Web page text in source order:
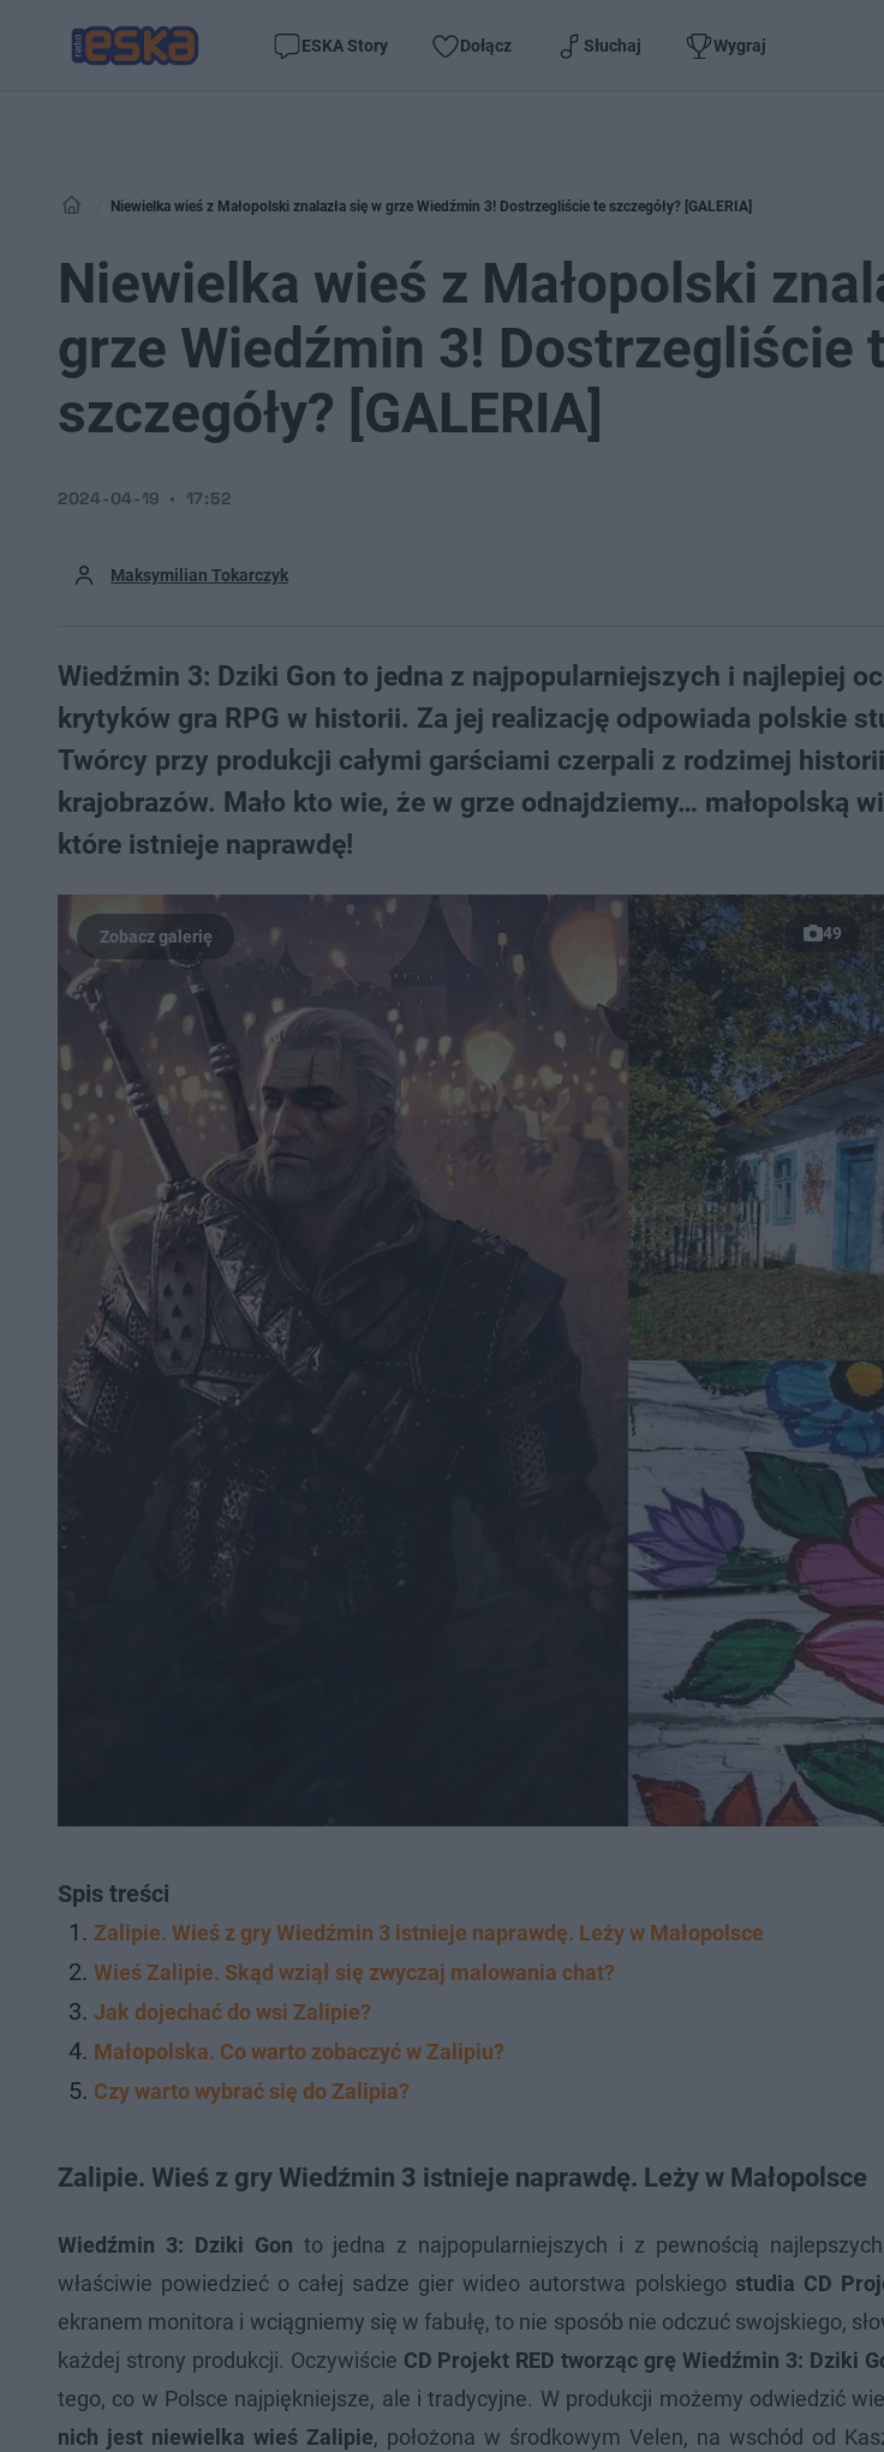
ESKA Story Dołącz Słuchaj Wygraj
Niewielka wieś z Małopolski znalazła się w grze Wiedźmin 3! Dostrzegliście te szczegóły? [GALERIA]
Niewielka wieś z Małopolski
grze Wiedźmin 3! Dostrzegliście
szczegóły? [GALERIA]
Maksymilian Tokarczyk
2024-04-19 17:52
Wiedźmin 3: Dziki Gon to jedna z najpopularniejszych i najlepiej
krytyków gra RPG w historii. Za jej realizację odpowiada polskie
Twórcy przy produkcji całymi garściami czerpali z rodzimej
krajobrazów. Mało kto wie, że w grze odnajdziemy… małopolską
które istnieje naprawdę!
49
Spis treści
Zalipie. Wieś z gry Wiedźmin 3 istnieje naprawdę. Leży w Małopolsce
Wieś Zalipie. Skąd wziął się zwyczaj malowania chat?
Jak dojechać do wsi Zalipie?
Małopolska. Co warto zobaczyć w Zalipiu?
Czy warto wybrać się do Zalipia?
Zalipie. Wieś z gry Wiedźmin 3 istnieje naprawdę. Leży w Małopolsce
Wiedźmin 3: Dziki Gon to jedna z najpopularniejszych i z pewnością
właściwie powiedzieć o całej sadze gier wideo autorstwa polskiego studia CD
ekranem monitora i wciągniemy się w fabułę, to nie sposób nie odczuć swojskiego,
każdej strony produkcji. Oczywiście CD Projekt RED tworząc grę Wiedźmin 3: Dziki
tego, co w Polsce najpiękniejsze, ale i tradycyjne. W produkcji możemy odwiedzić
nich jest niewielka wieś Zalipie, położona w środkowym Velen, na wschód od